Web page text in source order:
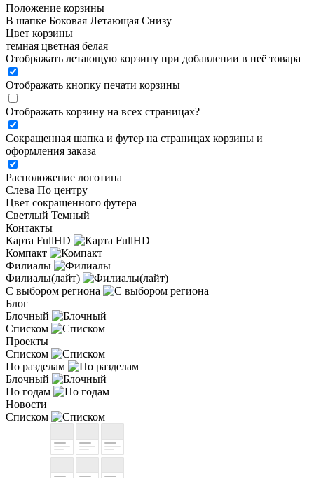
Положение корзины
В шапке Боковая Летающая Снизу
Цвет корзины
темная цветная белая
Отображать летающую корзину при добавлении в неё товара
Отображать кнопку печати корзины
Отображать корзину на всех страницах?
Сокращенная шапка и футер на страницах корзины и
оформления заказа
Расположение логотипа
Cлева По центру
Цвет сокращенного футера
Светлый Темный
Контакты
Карта FullHD
Компакт
Филиалы
Филиалы(лайт)
С выбором региона
Блог
Блочный
Списком
Проекты
Списком
По разделам
Блочный
По годам
Новости
Списком